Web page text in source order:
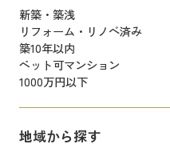
新築・築浅
リフォーム・リノベ済み
築10年以内
ペット可マンション
1000万円以下
地域から探す